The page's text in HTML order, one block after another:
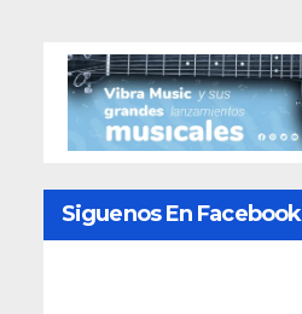
Siguenos En Facebook